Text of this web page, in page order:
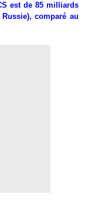
est de 85 milliards
comparé au